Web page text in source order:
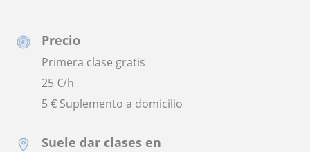
Precio
Primera clase gratis
25€/h
5 € Suplemento a domicilio
Suele dar clases en